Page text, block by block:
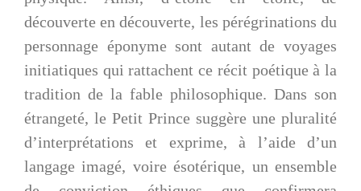
découverte en découverte, les pérégrinations du
personnage éponyme sont autant de voyages
initiatiques qui rattachent ce récit poétique à la
tradition de la fable philosophique. Dans son
étrangeté, le Petit Prince suggère une pluralité
d’interprétations et exprime, à l’aide d’un
langage imagé, voire ésotérique, un ensemble